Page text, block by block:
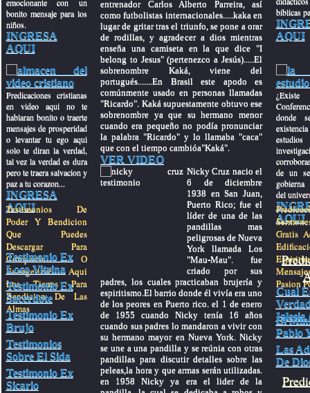
bonito mensaje para los
niños.
INGRESA
AQUI
Predicaciones cristianas
en video aqui no te
hablaran bonito o traerte
mensajes de prosperidad
o levantar tu ego aqui
solo te diran la verdad,
tal vez la verdad es dura
pero te traera salvacion y
paz a tu corazon...
INGRESA
AQUI
Testimonios De
Poder Y Bendicion
Que Puedes
Descargar Para
Compartir O
Evangelizar Aqui
Los Tienes Para
Bendicion De Las
Almas
Testimonio Ex
Loco Vitrina
Testimonio Ex
Sacerdote
Testimonio Ex
Brujo
Testimonios
Sobre El Sida
Testimonio Ex
Sicario
entrenador Carlos Alberto Parreira, así
como futbolistas internacionales.....kaka en
lugar de gritar tras el triunfo, se pone a orar
de rodillas, y agradecer a dios mientras
enseña una camiseta en la que dice "I
belong to Jesus" (pertenezco a Jesús).....El
sobrenombre Kaká, viene del
portugués.......En Brasil este apodo es
comúnmente usado en personas llamadas
"Ricardo". Kaká supuestamente obtuvo ese
sobrenombre ya que su hermano menor
cuando era pequeño no podía pronunciar
la palabra "Ricardo" y lo llamaba "caca"
que con el tiempo cambióa"Kaká".
VER VIDEO
Nicky Cruz nacio el
6 de diciembre
1938 en San Juan,
Puerto Rico; fue el
líder de una de las
pandillas mas
peligrosas de Nueva
York llamada Los
"Mau-Mau". fue
criado por sus
padres, los cuales practicaban brujería y
espiritismo.El barrio donde él vivía era uno
de los peores en Puerto rico. el 1 de enero
de 1955 cuando Nicky tenía 16 años
cuando sus padres lo mandaron a vivir con
su hermano mayor en Nueva York. Nicky
se une a una pandilla y se reúnia con otras
pandillas para discutir detalles sobre las
peleas,la hora y que armas serán utilizadas.
en 1958 Nicky ya era el lider de la
biblicas
AQUI
donde
de un
del
AQUI
Gratis
Pasion
Cual
Iglesia
El
Pablo
Las
De